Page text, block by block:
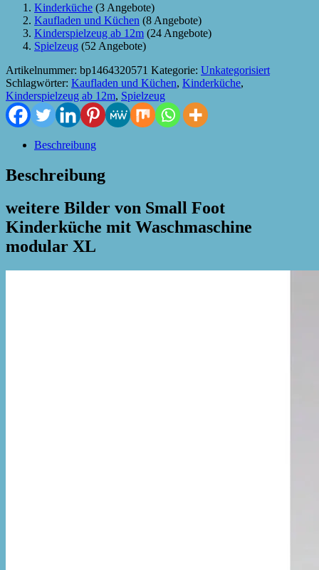
Kinderküche (3 Angebote)
Kaufladen und Küchen (8 Angebote)
Kinderspielzeug ab 12m (24 Angebote)
Spielzeug (52 Angebote)
Artikelnummer: bp1464320571 Kategorie: Unkategorisiert
Schlagwörter: Kaufladen und Küchen, Kinderküche,
Kinderspielzeug ab 12m, Spielzeug
Beschreibung
Beschreibung
weitere Bilder von Small Foot
Kinderküche mit Waschmaschine
modular XL